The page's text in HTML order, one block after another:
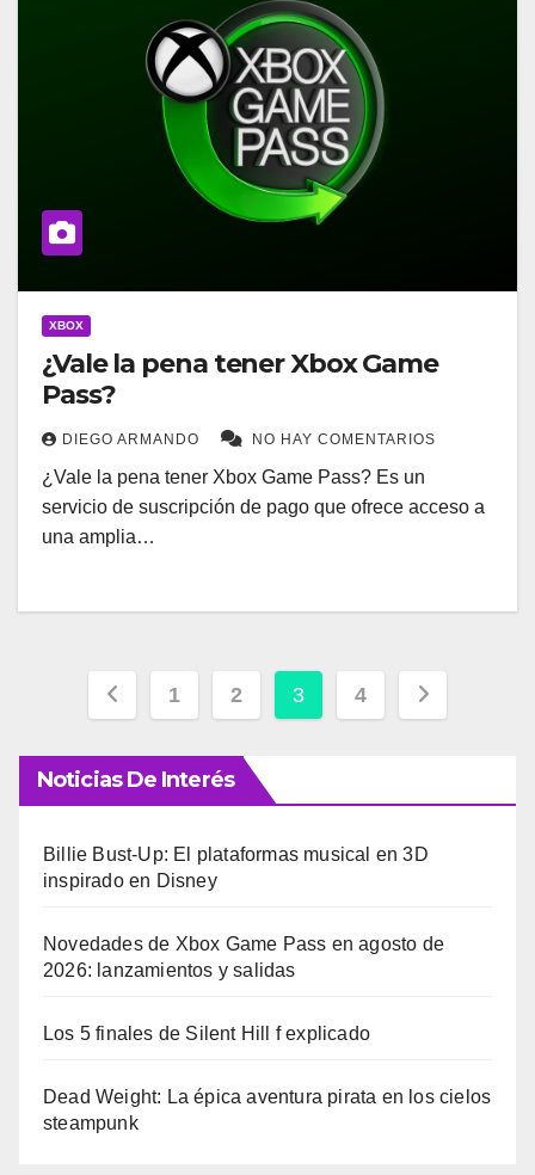
XBOX
¿Vale la pena tener Xbox Game
Pass?
DIEGO ARMANDO NO HAY COMENTARIOS
¿Vale la pena tener Xbox Game Pass? Es un
servicio de suscripción de pago que ofrece acceso a
una amplia…
Paginación
de
entradas
1 2 3 4
Noticias De Interés
Billie Bust-Up: El plataformas musical en 3D
inspirado en Disney
Novedades de Xbox Game Pass en agosto de
2026: lanzamientos y salidas
Los 5 finales de Silent Hill f explicado
Dead Weight: La épica aventura pirata en los cielos
steampunk